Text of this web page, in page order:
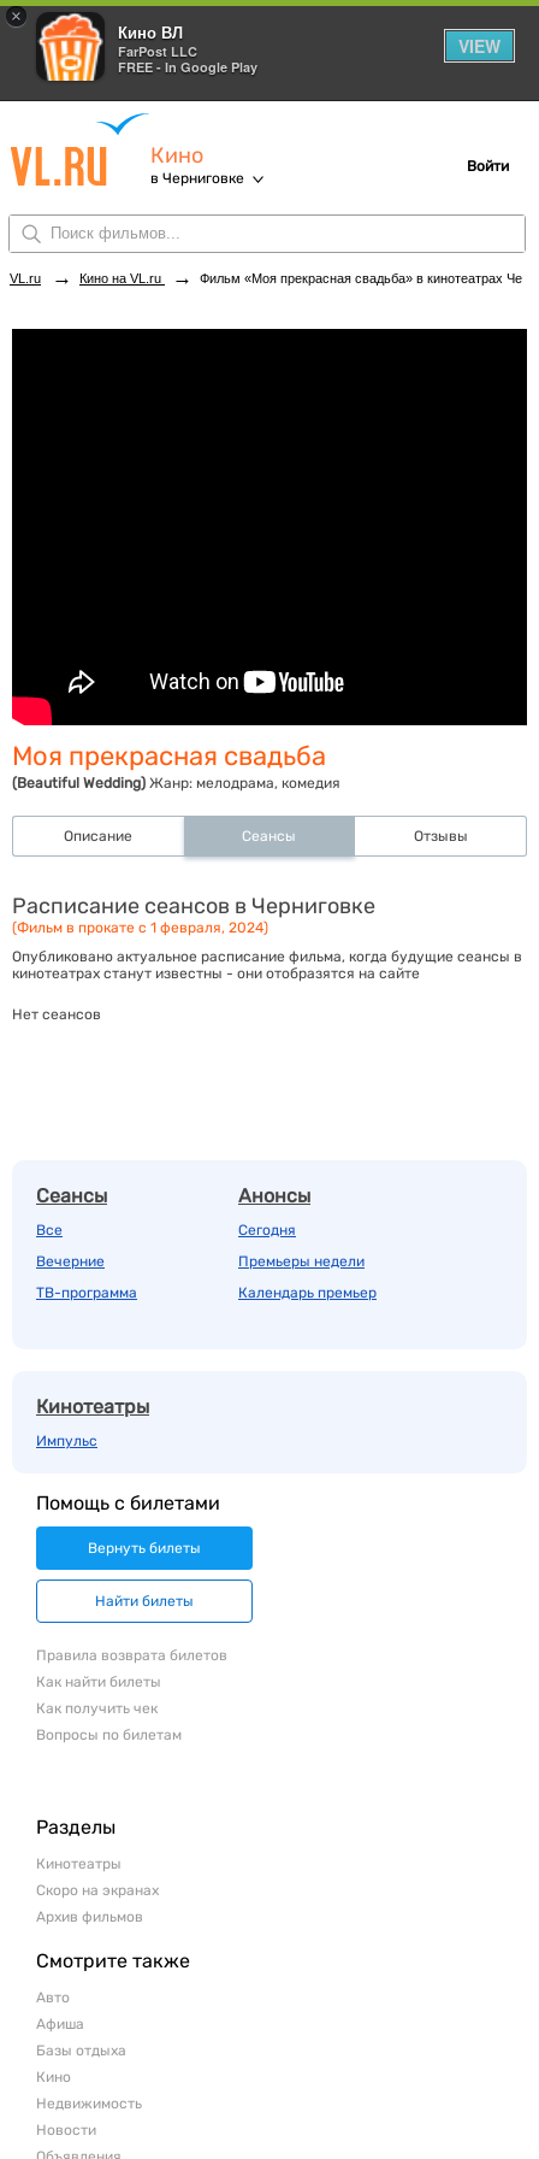
×
Кино ВЛ
FarPost LLC
FREE - In Google Play
VIEW
Кино
в Черниговке
Войти
VL.ru → Кино на VL.ru → Фильм «Моя прекрасная свадьба» в кинотеатрах Черниговки. Купить билеты!
Моя прекрасная свадьба
(Beautiful Wedding) Жанр: мелодрама, комедия
Описание Сеансы Отзывы
Расписание сеансов в Черниговке
(Фильм в прокате с 1 февраля, 2024)
Опубликовано актуальное расписание фильма, когда будущие сеансы в
кинотеатрах станут известны - они отобразятся на сайте
Нет сеансов
Сеансы
Все
Вечерние
ТВ-программа
Анонсы
Сегодня
Премьеры недели
Календарь премьер
Кинотеатры
Импульс
Помощь с билетами
Вернуть билеты
Найти билеты
Правила возврата билетов
Как найти билеты
Как получить чек
Вопросы по билетам
Разделы
Кинотеатры
Скоро на экранах
Архив фильмов
Смотрите также
Авто
Афиша
Базы отдыха
Кино
Недвижимость
Новости